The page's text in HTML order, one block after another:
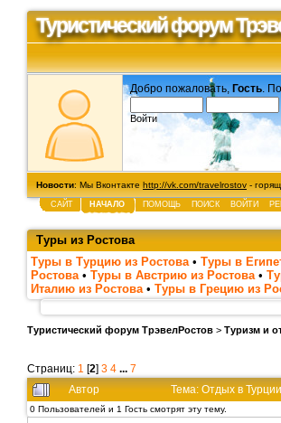
Туристический форум
Добро пожаловать, Гость .
Войти
Новости: Мы Вконтакте http://vk.com/travelrostov -
САЙТ НАЧАЛО ПОМОЩЬ ПОИСК ВОЙТИ
Туры из Ростова
Туры в Турцию из Ростова • Туры в
Ростова • Туры в Австрию из Ростова •
Италию из Ростова • Туры в Грецию из
Туристический форум ТрэвелРостов > Туризм и
Страниц: 1 [2] 3 4 ... 7
Автор
Тема: Отдых в
0 Пользователей и 1 Гость смотрят эту тему.